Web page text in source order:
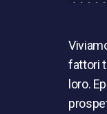
fattori
loro.